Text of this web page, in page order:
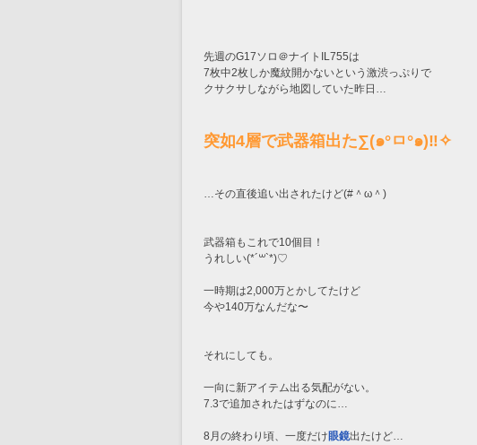
先週のG17ソロ＠ナイトIL755は
7枚中2枚しか魔紋開かないという激渋っぷりで
クサクサしながら地図していた昨日…
突如4層で武器箱出た∑(๑°ㅁ°๑)‼✧
…その直後追い出されたけど(#＾ω＾)
武器箱もこれで10個目！
うれしい(*´꒳`*)♡
一時期は2,000万とかしてたけど
今や140万なんだな〜
それにしても。
一向に新アイテム出る気配がない。
7.3で追加されたはずなのに…
8月の終わり頃、一度だけ 眼鏡出たけど…